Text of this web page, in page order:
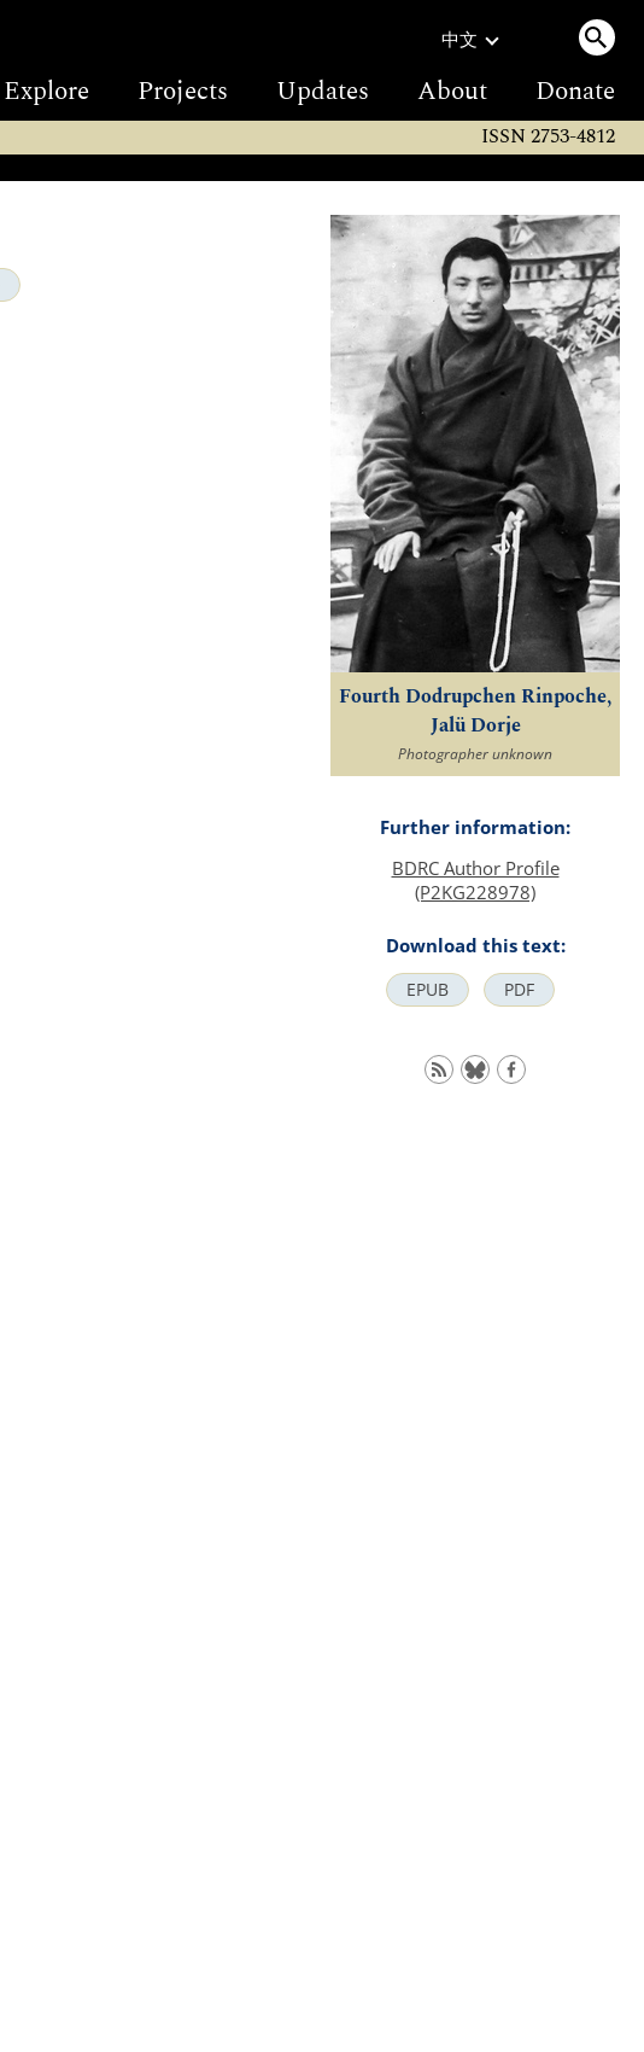
中文
Explore Projects Updates About Donate
ISSN 2753-4812
Fourth Dodrupchen Rinpoche,
Jalü Dorje
Photographer unknown
Further information:
BDRC Author Profile
(P2KG228978)
Download this text:
EPUB PDF